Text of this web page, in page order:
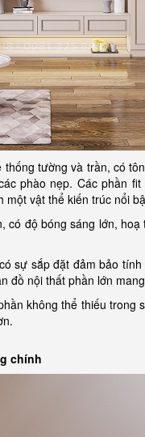
tường và trần, có
phào nẹp. Các phần
một vật thể kiến trúc nổi
độ bóng sáng lớn,
sự sắp đặt đảm bảo
đồ nội thất phần lớn
không thể thiếu trong
chính